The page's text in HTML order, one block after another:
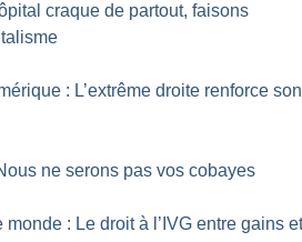
craque de partout, faisons
: L’extrême droite renforce son
ne serons pas vos cobayes
monde : Le droit à l’IVG entre gains